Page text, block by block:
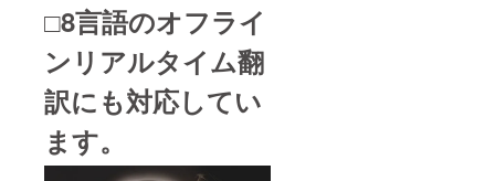
□8言語のオフライ
ンリアルタイム翻
訳にも対応してい
ます。